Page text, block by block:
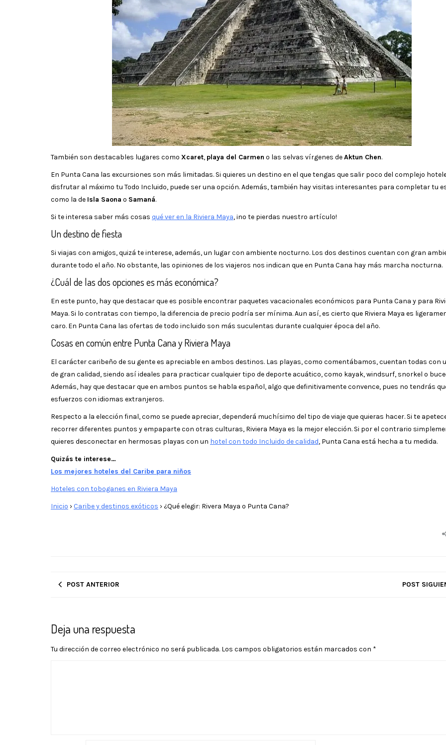
También son destacables lugares como Xcaret, playa del Carmen o las selvas vírgenes deAktun Chen.
En Punta Cana las excursiones son más limitadas. Si quieres un destino en el que tengas que salir poco del complejo
disfrutar al máximo tu Todo Incluido, puede ser una opción. Además, también hay visitas interesantes para completar tu
como la de Isla Saona o Samaná.
Si te interesa saber más cosas qué ver en la Riviera Maya, ¡no te pierdas nuestro artículo!
Un destino de fiesta
Si viajas con amigos, quizá te interese, además, un lugar con ambiente nocturno. Los dos destinos cuentan con gran
durante todo el año. No obstante, las opiniones de los viajeros nos indican que en Punta Cana hay más marcha nocturna.
¿Cuál de las dos opciones es más económica?
En este punto, hay que destacar que es posible encontrar paquetes vacacionales económicos para Punta Cana y para
Maya. Si lo contratas con tiempo, la diferencia de precio podría ser mínima. Aun así, es cierto que Riviera Maya es
caro. En Punta Cana las ofertas de todo incluido son más suculentas durante cualquier época del año.
Cosas en común entre Punta Cana y Riviera Maya
El carácter caribeño de su gente es apreciable en ambos destinos. Las playas, como comentábamos, cuentan todas con
de gran calidad, siendo así ideales para practicar cualquier tipo de deporte acuático, como kayak, windsurf, snorkel o
Además, hay que destacar que en ambos puntos se habla español, algo que definitivamente convence, pues no tendrás
esfuerzos con idiomas extranjeros.
Respecto a la elección final, como se puede apreciar, dependerá muchísimo del tipo de viaje que quieras hacer. Si te
recorrer diferentes puntos y empaparte con otras culturas, Riviera Maya es la mejor elección. Si por el contrario
quieres desconectar en hermosas playas con un hotel con todo Incluido de calidad, Punta Cana está hecha a tu medida.
Quizás te interese…
Los mejores hoteles del Caribe para niños
Hoteles con toboganes en Riviera Maya
Inicio ›Caribe y destinos exóticos › ¿Qué elegir: Rivera Maya o Punta Cana?
POST ANTERIOR POST
Deja una respuesta
Tu dirección de correo electrónico no será publicada. Los campos obligatorios están marcados con *